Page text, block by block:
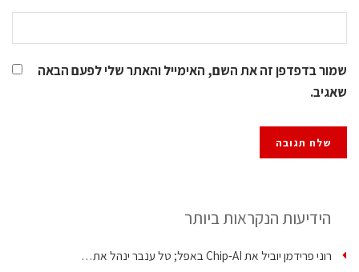
שמור בדפדפן זה את השם, האימייל והאתר שלי לפעם הבאה
שאגיב.
הידיעות הנקראות ביותר
רוני פרידמן יוביל את Chip‑AI באפל; טל ענבר ינהל את…